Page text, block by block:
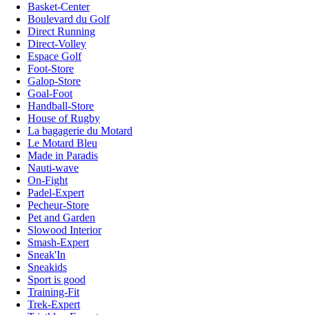
Basket-Center
Boulevard du Golf
Direct Running
Direct-Volley
Espace Golf
Foot-Store
Galop-Store
Goal-Foot
Handball-Store
House of Rugby
La bagagerie du Motard
Le Motard Bleu
Made in Paradis
Nauti-wave
On-Fight
Padel-Expert
Pecheur-Store
Pet and Garden
Slowood Interior
Smash-Expert
Sneak'In
Sneakids
Sport is good
Training-Fit
Trek-Expert